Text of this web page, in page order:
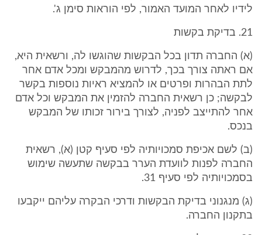
לידיו לאחר המועד האמור, לפי הוראות סימן ג'.
21. בדיקת בקשות
(א) החברה תדון בכל הבקשות שהוגשו לה, ורשאית היא,
אם ראתה צורך בכך, לדרוש מהמבקש ומכל אדם אחר
לתת הבהרות ופרטים או להמציא ראיות נוספות בקשר
לבקשה; כן רשאית החברה להזמין את המבקש וכל אדם
אחר להתייצב לפניה, לצורך בירור זכותו של המבקש
בנכס.
(ב) לשם אכיפת סמכויותיה לפי סעיף קטן (א), רשאית
החברה לפנות לוועדת הערר בבקשה שתעשה שימוש
בסמכויותיה לפי סעיף 31.
(ג) מנגנוני בדיקת הבקשות ודרכי הבקרה עליהם ייקבעו
בתקנון החברה.